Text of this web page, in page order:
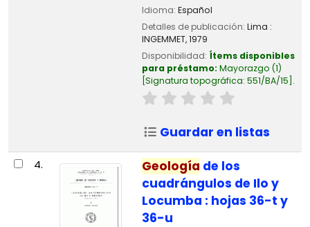
Idioma: Español
Detalles de publicación: Lima :
INGEMMET,1979
Disponibilidad: Ítems disponibles
para préstamo: Mayorazgo (1)
Signatura topográfica: 551/BA/15 .
Guardar en listas
4. Geología de los
cuadrángulos de Ilo y
Locumba : hojas 36-t y
36-u